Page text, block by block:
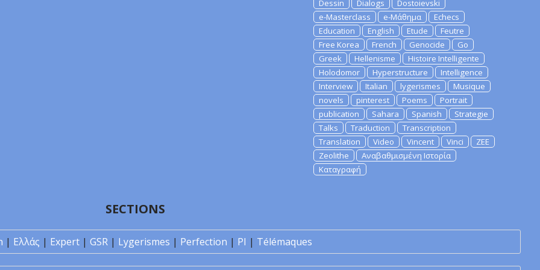
Dessin
Dialogs
Dostoievski
e-Masterclass
e-Μάθημα
Echecs
Education
English Etude
Feutre
Free Korea
French Genocide
Go
Greek
Hellenisme
Histoire Intelligente
Holodomor
Hyperstructure
Intelligence
Interview
Italian lygerismes
Musique
novels
pinterest Poems
Portrait
publication
Sahara Spanish
Strategie
Talks
Traduction
Transcription
Translation
Video Vincent Vinci
ZEE
Zeolithe
Αναβαθμισμένη Ιστορία
Καταγραφή
SECTIONS
| Ελλάς | Expert | GSR | Lygerismes | Perfection | PI | Télémaques